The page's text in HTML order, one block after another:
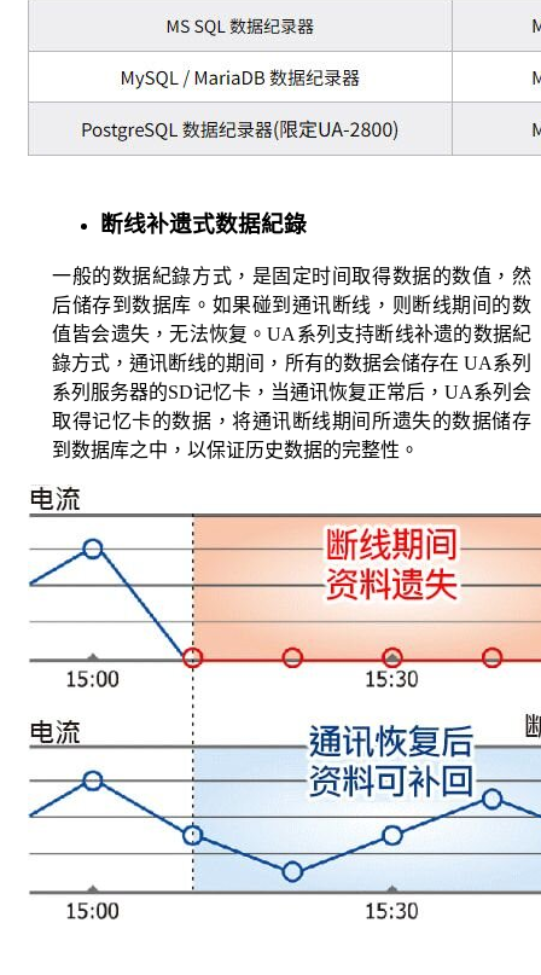
断线补遗式数据紀錄
一般的数据紀錄方式，是固定时间取得数据的数值，然
后储存到数据库。如果碰到通讯断线，则断线期间的数
值皆会遗失，无法恢复。UA系列支持断线补遗的数据紀
錄方式，通讯断线的期间，所有的数据会储存在 UA系列
系列服务器的SD记忆卡，当通讯恢复正常后，UA系列会
取得记忆卡的数据，将通讯断线期间所遗失的数据储存
到数据库之中，以保证历史数据的完整性。